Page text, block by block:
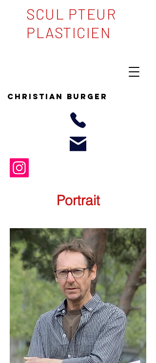
Christian BURGER
SCUL PTEUR
PLASTICIEN
Portrait